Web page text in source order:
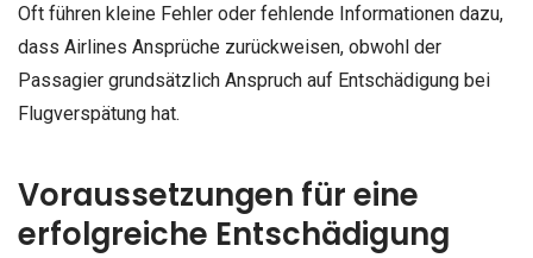
Oft führen kleine Fehler oder fehlende Informationen dazu,
dass Airlines Ansprüche zurückweisen, obwohl der
Passagier grundsätzlich Anspruch auf Entschädigung bei
Flugverspätung hat.
Voraussetzungen für eine
erfolgreiche Entschädigung